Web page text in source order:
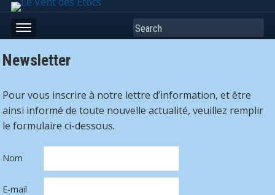
Search
Newsletter
Pour vous inscrire à notre lettre d’information, et être
ainsi informé de toute nouvelle actualité, veuillez remplir
le formulaire ci-dessous.
Nom
E-mail